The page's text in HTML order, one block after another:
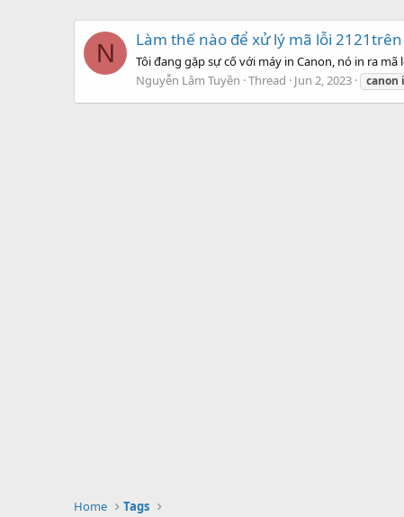
N Làm thế nào để xử lý mã lỗi
Tôi đang gặp sự cố với máy in Canon, nó in ra
Nguyễn Lâm Tuyền Thread Jun 2, 2023 canon
Home Tags